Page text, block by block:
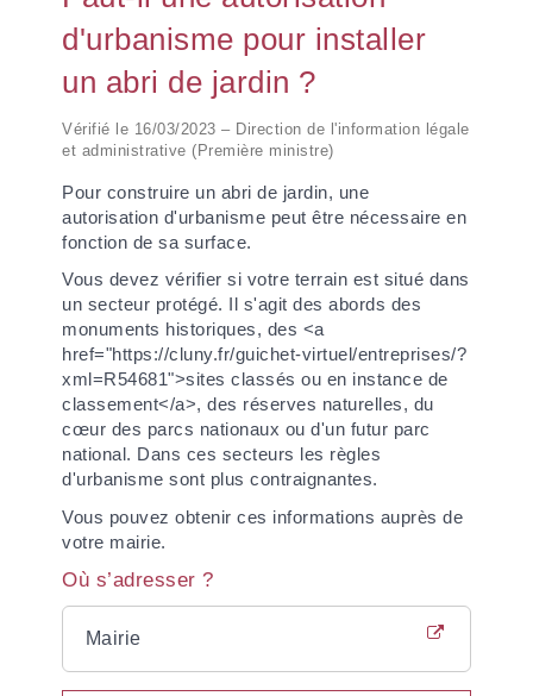
d'urbanisme pour installer
un abri de jardin ?
Vérifié le 16/03/2023 – Direction de l'information légale
et administrative (Première ministre)
Pour construire un abri de jardin, une
autorisation d'urbanisme peut être nécessaire en
fonction de sa surface.
Vous devez vérifier si votre terrain est situé dans
un secteur protégé. Il s'agit des abords des
monuments historiques, des <a
href="https://cluny.fr/guichet-virtuel/entreprises/?
xml=R54681">sites classés ou en instance de
classement</a>, des réserves naturelles, du
cœur des parcs nationaux ou d'un futur parc
national. Dans ces secteurs les règles
d'urbanisme sont plus contraignantes.
Vous pouvez obtenir ces informations auprès de
votre mairie.
Où s’adresser ?
Mairie